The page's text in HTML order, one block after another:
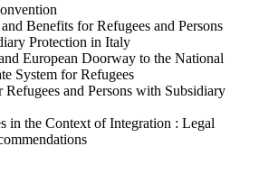
Benefits for Refugees and Persons
Protection in Italy
European Doorway to the National
System for Refugees
and Persons with Subsidiary
in the Context of Integration : Legal